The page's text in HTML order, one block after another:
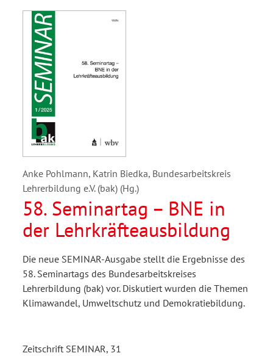
Anke Pohlmann, Katrin Biedka, Bundesarbeitskreis
Lehrerbildung e.V. (bak) (Hg.)
58. Seminartag – BNE in
der Lehrkräfteausbildung
Die neue SEMINAR-Ausgabe stellt die Ergebnisse des
58. Seminartags des Bundesarbeitskreises
Lehrerbildung (bak) vor. Diskutiert wurden die Themen
Klimawandel, Umweltschutz und Demokratiebildung.
Zeitschrift SEMINAR, 31